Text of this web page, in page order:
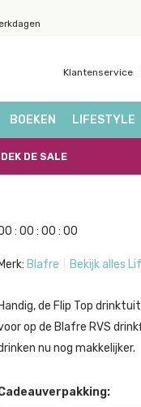
Klantenservice
BOEKEN LIFESTYLE
DE SALE
0 : 00 : 00 : 00
Merk: Blafre Bekijk alles
Handig, de Flip Top
op de Blafre RVS
nu nog makkelijker.